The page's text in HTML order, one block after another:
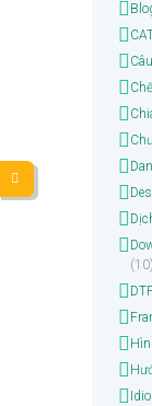
(10)